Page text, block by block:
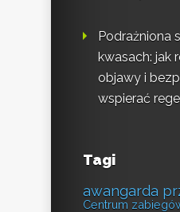
Podrażniona
kwasach: jak
objawy i
wspierać
Tagi
awangarda
Centrum